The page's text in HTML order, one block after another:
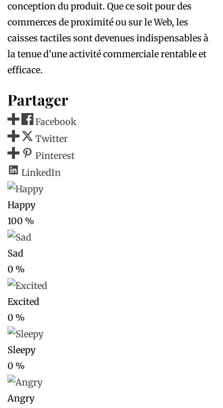
conception du produit. Que ce soit pour des
commerces de proximité ou sur le Web, les
caisses tactiles sont devenues indispensables à
la tenue d’une activité commerciale rentable et
efficace.
Partager
Facebook
Twitter
Pinterest
LinkedIn
Happy
100 %
Sad
0 %
Excited
0 %
Sleepy
0 %
Angry